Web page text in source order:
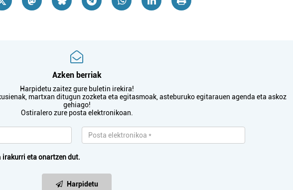
Azken berriak
Harpidetu zaitez gure buletin irekira!
martxan ditugun zozketa eta egitasmoak, asteburuko egitarauen agenda eta askoz
gehiago!
Ostiralero zure posta elektronikoan.
irakurri eta onartzen dut.
Harpidetu